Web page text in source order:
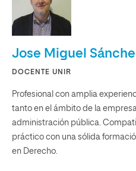
Jose Miguel
DOCENTE UNIR
Profesional con amplia
tanto en el ámbito de la
administración pública.
práctico con una sólida
en Derecho.